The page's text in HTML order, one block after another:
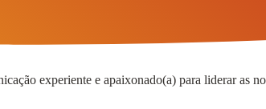
experiente e apaixonado(a) para liderar as